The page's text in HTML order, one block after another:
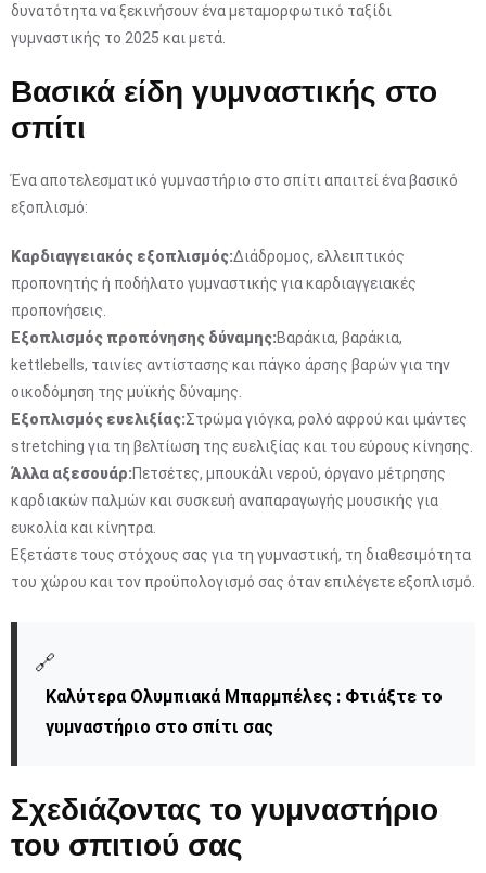
δυνατότητα να ξεκινήσουν ένα μεταμορφωτικό ταξίδι
γυμναστικής το 2025 και μετά.
Βασικά είδη γυμναστικής στο
σπίτι
Ένα αποτελεσματικό γυμναστήριο στο σπίτι απαιτεί ένα βασικό
εξοπλισμό:
Καρδιαγγειακός εξοπλισμός:Διάδρομος, ελλειπτικός
προπονητής ή ποδήλατο γυμναστικής για καρδιαγγειακές
προπονήσεις.
Εξοπλισμός προπόνησης δύναμης:Βαράκια, βαράκια,
kettlebells, ταινίες αντίστασης και πάγκο άρσης βαρών για την
οικοδόμηση της μυϊκής δύναμης.
Εξοπλισμός ευελιξίας:Στρώμα γιόγκα, ρολό αφρού και ιμάντες
stretching για τη βελτίωση της ευελιξίας και του εύρους κίνησης.
Άλλα αξεσουάρ:Πετσέτες, μπουκάλι νερού, όργανο μέτρησης
καρδιακών παλμών και συσκευή αναπαραγωγής μουσικής για
ευκολία και κίνητρα.
Εξετάστε τους στόχους σας για τη γυμναστική, τη διαθεσιμότητα
του χώρου και τον προϋπολογισμό σας όταν επιλέγετε εξοπλισμό.
🔗
Καλύτερα Ολυμπιακά Μπαρμπέλες : Φτιάξτε το
γυμναστήριο στο σπίτι σας
Σχεδιάζοντας το γυμναστήριο
του σπιτιού σας